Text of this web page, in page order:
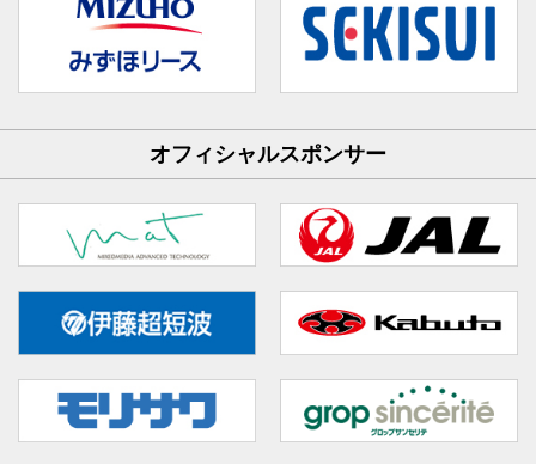
オフィシャルスポンサー